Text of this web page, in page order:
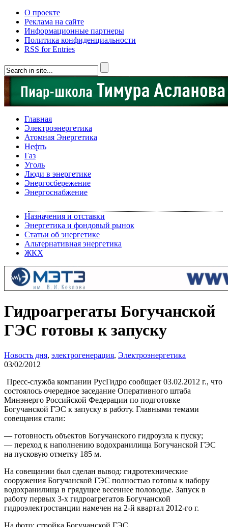
О проекте
Реклама на сайте
Информационные партнеры
Политика конфиденциальности
RSS for Entries
Главная
Электроэнергетика
Атомная Энергетика
Нефть
Газ
Уголь
Люди в энергетике
Энергосбережение
Энергоснабжение
Назначения и отставки
Энергетика и фондовый рынок
Статьи об энергетике
Альтернативная энергетика
ЖКХ
Гидроагрегаты Богучанской
ГЭС готовы к запуску
Новость дня, электрогенерация, Электроэнергетика
03/02/2012
Пресс-служба компании РусГидро сообщает 03.02.2012 г., что
состоялось очередное заседание Оперативного штаба
Минэнерго Российской Федерации по подготовке
Богучанской ГЭС к запуску в работу. Главными темами
совещания стали:
— готовность объектов Богучанского гидроузла к пуску;
— переход к наполнению водохранилища Богучанской ГЭС
на пусковую отметку 185 м.
На совещании был сделан вывод: гидротехнические
сооружения Богучанской ГЭС полностью готовы к набору
водохранилища в грядущее весеннее половодье. Запуск в
работу первых 3-х гидроагрегатов Богучанской
гидроэлектростанции намечен на 2-й квартал 2012-го г.
На фото: стройка Богучанской ГЭС